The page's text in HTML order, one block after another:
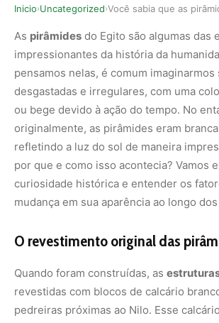
Inicio›Uncategorized›
As pirâmides do Egito são algumas das
impressionantes da história da
pensamos nelas, é comum
desgastadas e irregulares, com uma
ou bege devido à ação do tempo. No
originalmente, as pirâmides eram
refletindo a luz do sol de maneira
por que e como isso acontecia? Vamos
curiosidade histórica e entender os
mudança em sua aparência ao longo
O revestimento original das
Quando foram construídas, as
revestidas com blocos de calcário
pedreiras próximas ao Nilo. Esse